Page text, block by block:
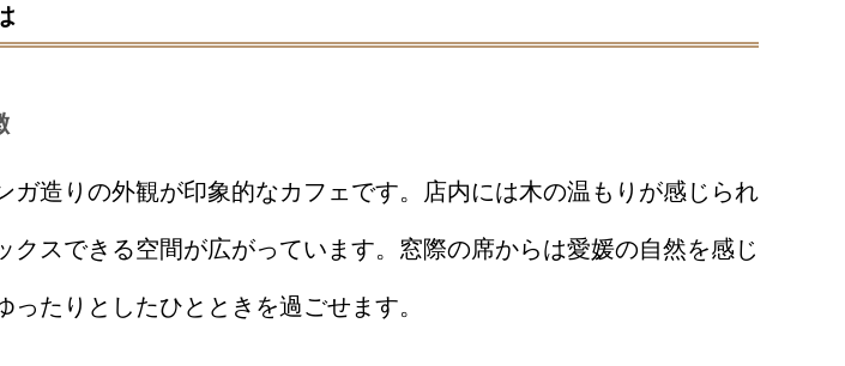
ガ造りの外観が印象的なカフェです。店内には木の温もりが感じられ
クスできる空間が広がっています。窓際の席からは愛媛の自然を感じ
ったりとしたひとときを過ごせます。